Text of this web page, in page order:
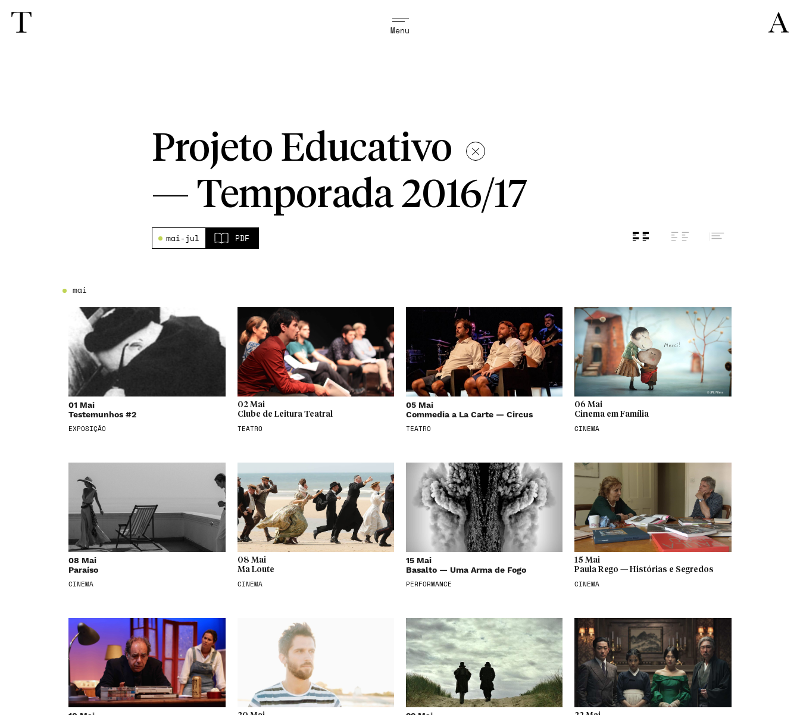
Menu
Projeto Educativo
— Temporada 2016/17
mai-jul PDF
mai
01 Mai
Testemunhos #2
EXPOSIÇÃO
02 Mai
Clube de Leitura Teatral
TEATRO
05 Mai
Commedia a La Carte — Circus
TEATRO
06 Mai
Cinema em Família
CINEMA
08 Mai
Paraíso
CINEMA
08 Mai
Ma Loute
CINEMA
15 Mai
Basalto — Uma Arma de Fogo
PERFORMANCE
15 Mai
Paula Rego — Histórias e Segredos
CINEMA